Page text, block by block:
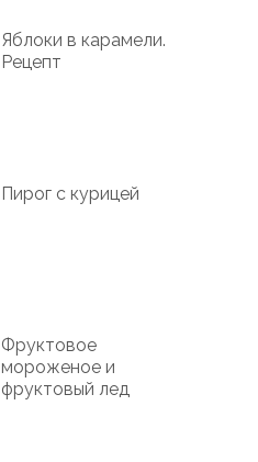
Яблоки в карамели.
Рецепт
Пирог с курицей
Фруктовое
мороженое и
фруктовый лед